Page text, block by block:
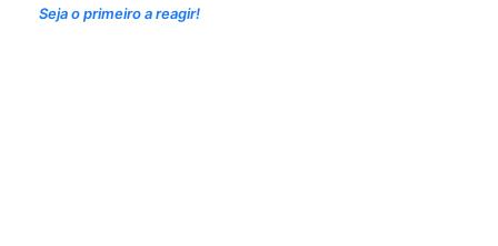
Seja o primeiro a reagir!